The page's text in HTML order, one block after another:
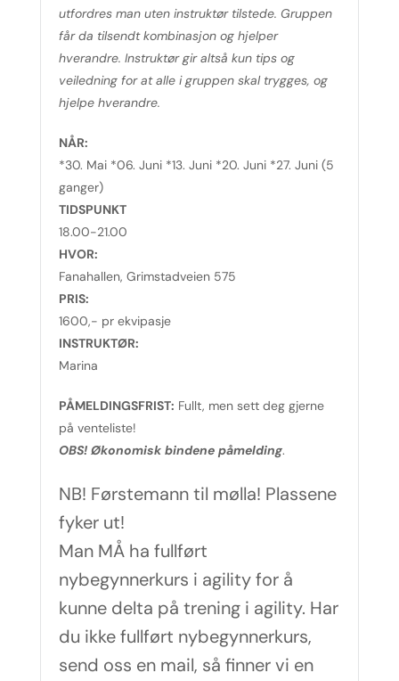
utfordres man uten instruktør tilstede. Gruppen
får da tilsendt kombinasjon og hjelper
hverandre. Instruktør gir altså kun tips og
veiledning for at alle i gruppen skal trygges, og
hjelpe hverandre.
NÅR:
*30. Mai *06. Juni *13. Juni *20. Juni *27. Juni (5
ganger)
TIDSPUNKT
18.00-21.00
HVOR:
Fanahallen, Grimstadveien 575
PRIS:
1600,- pr ekvipasje
INSTRUKTØR:
Marina
PÅMELDINGSFRIST: Fullt, men sett deg gjerne
på venteliste!
OBS! Økonomisk bindene påmelding.
NB! Førstemann til mølla! Plassene
fyker ut!
Man MÅ ha fullført
nybegynnerkurs i agility for å
kunne delta på trening i agility. Har
du ikke fullført nybegynnerkurs,
send oss en mail, så finner vi en